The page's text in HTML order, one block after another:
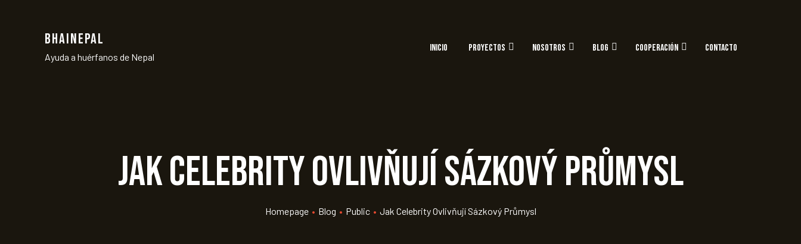
BHAINEPAL
Ayuda a huérfanos de Nepal
INICIO PROYECTOS NOSOTROS BLOG COOPERACIÓN CONTACTO
Jak celebrity ovlivňují sázkový průmysl
Homepage • Blog • Public • Jak Celebrity Ovlivňují Sázkový Průmysl